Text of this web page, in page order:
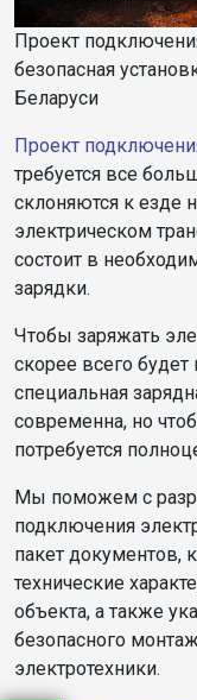
Проект
безопасная
Беларуси
Проект
требуется все
склоняются к езде
электрическом
состоит в
зарядки.
Чтобы заряжать
скорее всего будет
специальная
современна, но
потребуется
Мы поможем с
подключения
пакет документов,
технические
объекта, а также
безопасного
электротехники.